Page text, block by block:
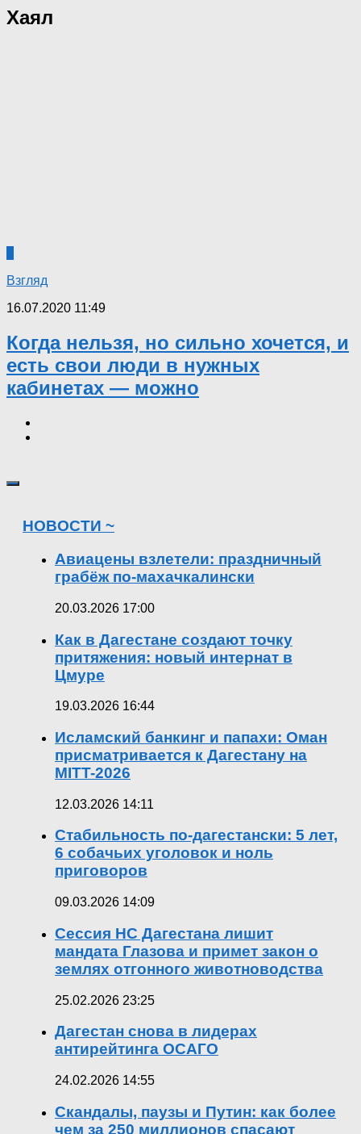
Хаял
Взгляд
16.07.2020 11:49
Когда нельзя, но сильно хочется, и
есть свои люди в нужных
кабинетах — можно
НОВОСТИ ~
Авиацены взлетели: праздничный
грабёж по-махачкалински
20.03.2026 17:00
Как в Дагестане создают точку
притяжения: новый интернат в
Цмуре
19.03.2026 16:44
Исламский банкинг и папахи: Оман
присматривается к Дагестану на
MITT-2026
12.03.2026 14:11
Стабильность по-дагестански: 5 лет,
6 собачьих уголовок и ноль
приговоров
09.03.2026 14:09
Сессия НС Дагестана лишит
мандата Глазова и примет закон о
землях отгонного животноводства
25.02.2026 23:25
Дагестан снова в лидерах
антирейтинга ОСАГО
24.02.2026 14:55
Скандалы, паузы и Путин: как более
чем за 250 миллионов спасают